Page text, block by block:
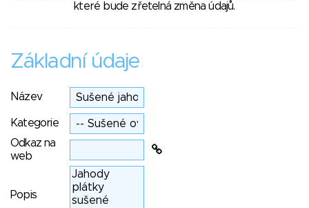
které bude zřetelná změna údajů.
Základní údaje
Název
Kategorie
Odkaz na
web
Popis